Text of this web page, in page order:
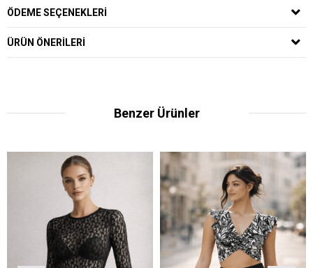
ÖDEME SEÇENEKLERI
ÜRÜN ÖNERILERI
Benzer Ürünler